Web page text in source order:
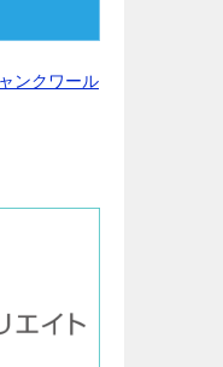
ンクワール